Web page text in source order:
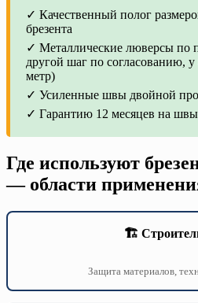
✓ Качественный полог
брезента
✓ Металлические люверсы по
другой шаг по согласованию,
метр)
✓ Усиленные швы двойной
✓ Гарантию 12 месяцев на
Где используют
— области
🏗️
Защита материалов,